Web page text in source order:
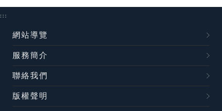
:::
網站導覽
服務簡介
聯絡我們
版權聲明